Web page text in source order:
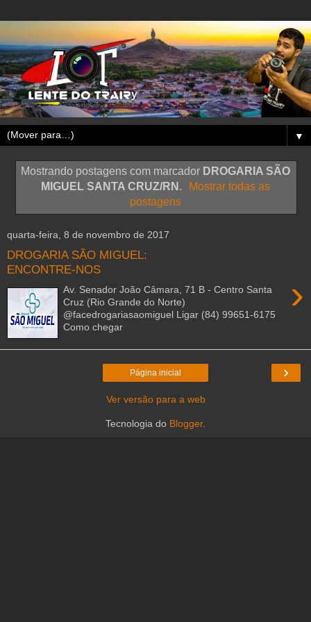
▼
Mostrando postagens com marcador DROGARIA SÃO
MIGUEL SANTA CRUZ/RN .
Mostrar todas as
postagens
quarta-feira, 8 de novembro de 2017
DROGARIA SÃO MIGUEL:
ENCONTRE-NOS
›
Av. Senador João Câmara, 71 B - Centro Santa
Cruz (Rio Grande do Norte)
@facedrogariasaomiguel Ligar (84) 99651-6175
Como chegar
›
Página inicial
Ver versão para a web
Tecnologia do Blogger.